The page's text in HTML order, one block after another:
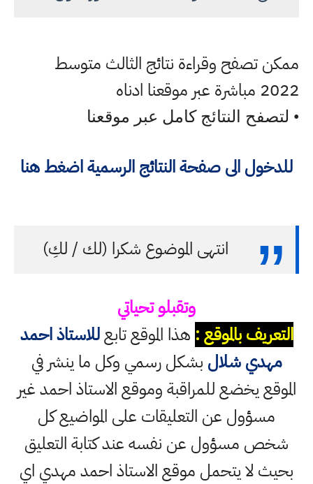
ممكن تصفح وقراءة نتائج الثالث متوسط
2022 مباشرة عبر موقعنا ادناه
• لتصفح النتائج كامل عبر موقعنا
للدخول الى صفحة النتائج الرسمية اضغط هنا
انتهى الموضوع شكرا (لك / لكِ)
وتقبلو تحياتي
التعريف بالموقع : هذا الموقع تابعللاستاذ احمد
مهدي شلال بشكل رسمي وكل ما ينشر في
الموقع يخضع للمراقبة وموقع الاستاذ احمد غير
مسؤول عن التعليقات على المواضيع كل
شخص مسؤول عن نفسه عند كتابة التعليق
بحيث لا يتحمل موقع الاستاذ احمد مهدي اي